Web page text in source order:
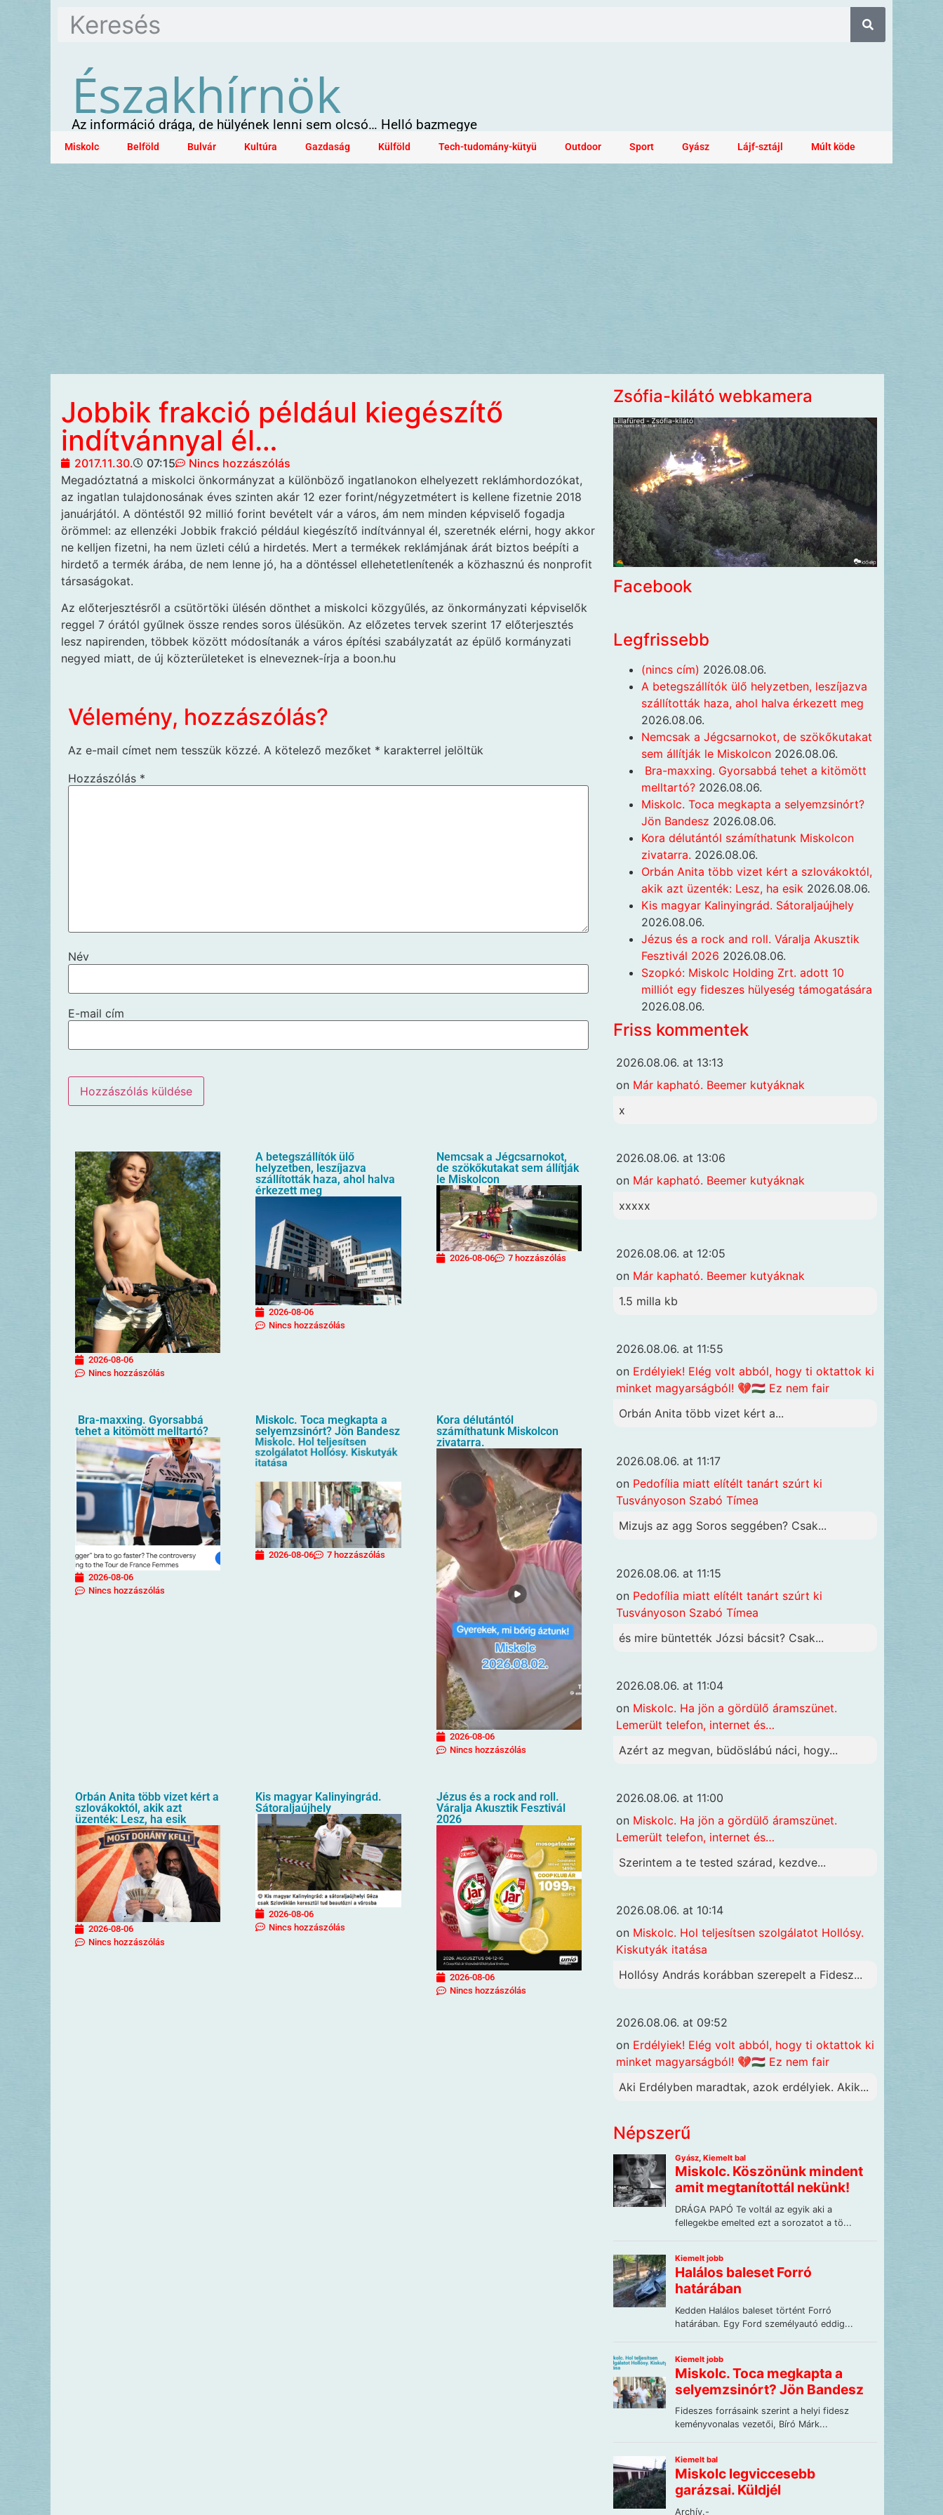
Északhírnök
Az információ drága, de hülyének lenni sem olcsó… Helló bazmegye
Miskolc Belföld Bulvár Kultúra Gazdaság Külföld Tech-tudomány-kütyü Outdoor Sport Gyász Lájf-sztájl Múlt köde
Jobbik frakció például kiegészítő
indítvánnyal él…
2017.11.30. 07:15
Nincs hozzászólás
Megadóztatná a miskolci önkormányzat a különböző ingatlanokon elhelyezett reklámhordozókat,
az ingatlan tulajdonosának éves szinten akár 12 ezer forint/négyzetmétert is kellene fizetnie 2018
januárjától. A döntéstől 92 millió forint bevételt vár a város, ám nem minden képviselő fogadja
örömmel: az ellenzéki Jobbik frakció például kiegészítő indítvánnyal él, szeretnék elérni, hogy akkor
ne kelljen fizetni, ha nem üzleti célú a hirdetés. Mert a termékek reklámjának árát biztos beépíti a
hirdető a termék árába, de nem lenne jó, ha a döntéssel ellehetetlenítenék a közhasznú és nonprofit
társaságokat.
Az előterjesztésről a csütörtöki ülésén dönthet a miskolci közgyűlés, az önkormányzati képviselők
reggel 7 órától gyűlnek össze rendes soros ülésükön. Az előzetes tervek szerint 17 előterjesztés
lesz napirenden, többek között módosítanák a város építési szabályzatát az épülő kormányzati
negyed miatt, de új közterületeket is elneveznek-írja a boon.hu
Vélemény, hozzászólás?
Az e-mail címet nem tesszük közzé. A kötelező mezőket * karakterrel jelöltük
Hozzászólás *
Név
E-mail cím
2026-08-06
Nincs hozzászólás
A betegszállítók ülő
helyzetben, leszíjazva
szállították haza, ahol halva
érkezett meg
2026-08-06
Nincs hozzászólás
Nemcsak a Jégcsarnokot,
de szökőkutakat sem állítják
le Miskolcon
2026-08-06 7 hozzászólás
Bra-maxxing. Gyorsabbá
tehet a kitömött melltartó?
2026-08-06
Nincs hozzászólás
Miskolc. Toca megkapta a
selyemzsinórt? Jön Bandesz
2026-08-06 7 hozzászólás
Kora délutántól
számíthatunk Miskolcon
zivatarra.
2026-08-06
Nincs hozzászólás
Orbán Anita több vizet kért a
szlovákoktól, akik azt
üzenték: Lesz, ha esik
2026-08-06
Nincs hozzászólás
Kis magyar Kalinyingrád.
Sátoraljaújhely
2026-08-06
Nincs hozzászólás
Jézus és a rock and roll.
Váralja Akusztik Fesztivál
2026
2026-08-06
Nincs hozzászólás
Zsófia-kilátó webkamera
Facebook
Legfrissebb
(nincs cím) 2026.08.06.
A betegszállítók ülő helyzetben, leszíjazva
szállították haza, ahol halva érkezett meg
2026.08.06.
Nemcsak a Jégcsarnokot, de szökőkutakat
sem állítják le Miskolcon 2026.08.06.
Bra-maxxing. Gyorsabbá tehet a kitömött
melltartó? 2026.08.06.
Miskolc. Toca megkapta a selyemzsinórt?
Jön Bandesz 2026.08.06.
Kora délutántól számíthatunk Miskolcon
zivatarra. 2026.08.06.
Orbán Anita több vizet kért a szlovákoktól,
akik azt üzenték: Lesz, ha esik 2026.08.06.
Kis magyar Kalinyingrád. Sátoraljaújhely
2026.08.06.
Jézus és a rock and roll. Váralja Akusztik
Fesztivál 2026 2026.08.06.
Szopkó: Miskolc Holding Zrt. adott 10
milliót egy fideszes hülyeség támogatására
2026.08.06.
Friss kommentek
2026.08.06. at 13:13
on Már kapható. Beemer kutyáknak
x
2026.08.06. at 13:06
on Már kapható. Beemer kutyáknak
xxxxx
2026.08.06. at 12:05
on Már kapható. Beemer kutyáknak
1.5 milla kb
2026.08.06. at 11:55
on Erdélyiek! Elég volt abból, hogy ti oktattok ki
minket magyarságból! 💔🇭🇺 Ez nem fair
Orbán Anita több vizet kért a...
2026.08.06. at 11:17
on Pedofília miatt elítélt tanárt szúrt ki
Tusványoson Szabó Tímea
Mizujs az agg Soros seggében? Csak...
2026.08.06. at 11:15
on Pedofília miatt elítélt tanárt szúrt ki
Tusványoson Szabó Tímea
és mire büntették Józsi bácsit? Csak...
2026.08.06. at 11:04
on Miskolc. Ha jön a gördülő áramszünet.
Lemerült telefon, internet és…
Azért az megvan, büdöslábú náci, hogy...
2026.08.06. at 11:00
on Miskolc. Ha jön a gördülő áramszünet.
Lemerült telefon, internet és…
Szerintem a te tested szárad, kezdve...
2026.08.06. at 10:14
on Miskolc. Hol teljesítsen szolgálatot Hollósy.
Kiskutyák itatása
Hollósy András korábban szerepelt a Fidesz...
2026.08.06. at 09:52
on Erdélyiek! Elég volt abból, hogy ti oktattok ki
minket magyarságból! 💔🇭🇺 Ez nem fair
Aki Erdélyben maradtak, azok erdélyiek. Akik...
Népszerű